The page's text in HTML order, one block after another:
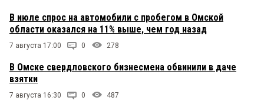
В июле спрос на автомобили с пробегом в Омской
области оказался на 11% выше, чем год назад
7 августа 17:00 0 278
В Омске свердловского бизнесмена обвинили в даче
взятки
7 августа 16:30 0 487